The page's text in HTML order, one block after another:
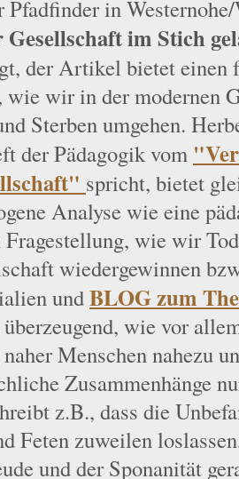
in
Gesellschaft im Stich
der Artikel bietet einen
wie wir in der modernen
Sterben umgehen.
der Pädagogik vom
spricht, bietet
Analyse wie eine
wie wir
wiedergewinnen
undBLOG zum
wie vor
Menschen nahezu
Zusammenhänge
z.B., dass die
Feten zuweilen
und der Sponanität